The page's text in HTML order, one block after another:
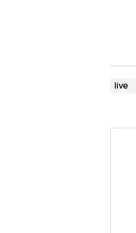
live